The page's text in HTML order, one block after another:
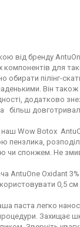
від бренду
компонентів для
обирати пілінг-
Він
додатково
більш
Wow Botox
пензлика,
чи спонжем. Не
AntuOne Oxidant 3%
0,5 см
паста легко
Захищає